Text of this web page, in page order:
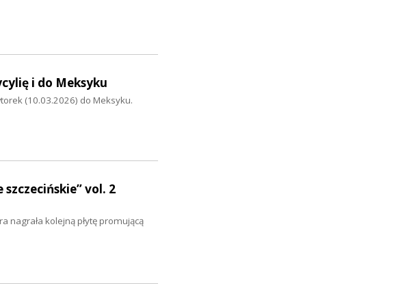
i do Meksyku
(10.03.2026) do Meksyku.
vol. 2
nagrała kolejną płytę promującą